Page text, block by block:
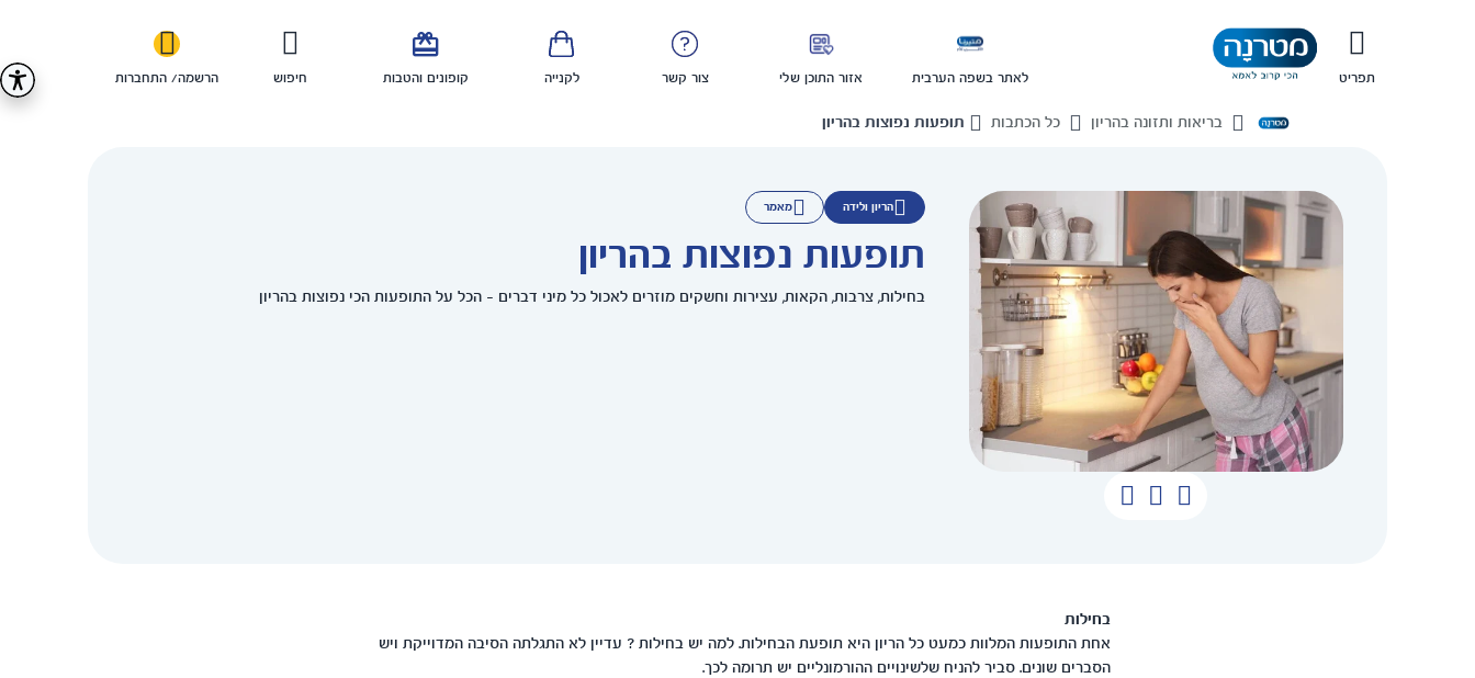
תפריט לאתר בשפה הערבית אזור התוכן שלי צור קשר לקנייה

קופונים והטבות חיפוש הרשמה/ התחברות
בית
בריאות ותזונה בהריון כל הכתבות תופעות נפוצות בהריון
הריון ולידה מאמר
תופעות נפוצות בהריון
בחילות, צרבות, הקאות, עצירות וחשקים מוזרים לאכול כל מיני דברים - הכל על התופעות הכי נפוצות בהריון
בחילות
אחת התופעות המלוות כמעט כל הריון היא תופעת הבחילות. למה יש בחילות ? עדיין לא התגלתה הסיבה המדוייקת ויש
הסברים שונים. סביר להניח שלשינויים ההורמונליים יש תרומה לכך.